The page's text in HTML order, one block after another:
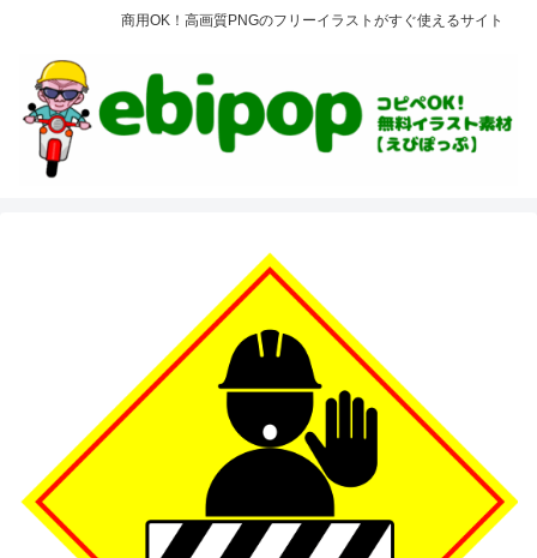
商用OK！高画質PNGのフリーイラストがすぐ使えるサイト